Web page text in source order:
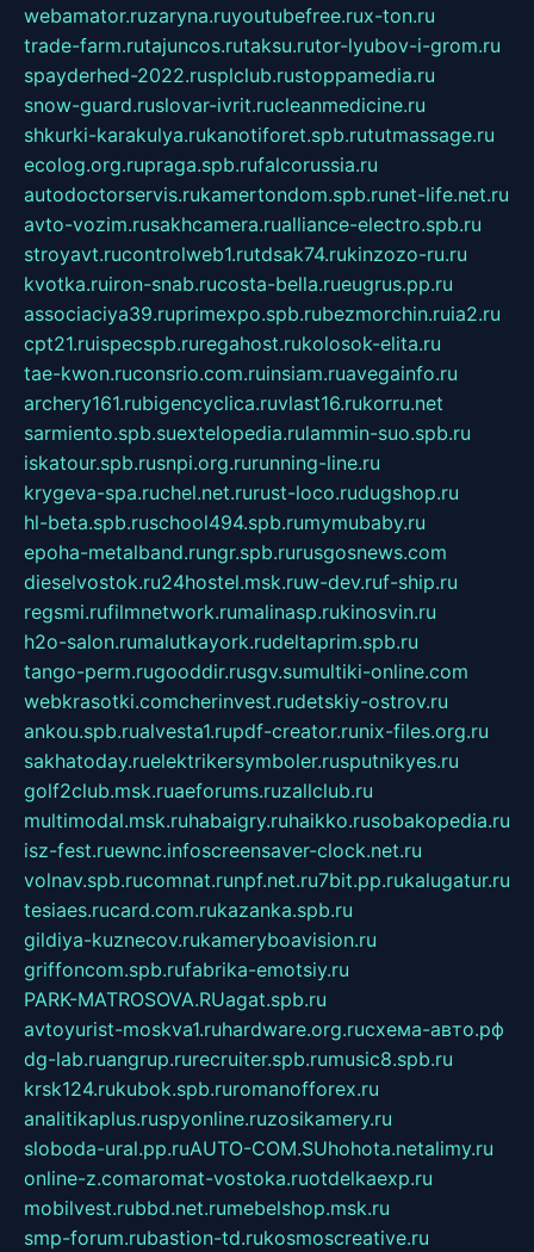
webamator.ruzaryna.ruyoutubefree.rux-ton.ru
trade-farm.rutajuncos.rutaksu.rutor-lyubov-i-grom.ru
spayderhed-2022.rusplclub.rustoppamedia.ru
snow-guard.ruslovar-ivrit.rucleanmedicine.ru
shkurki-karakulya.rukanotiforet.spb.rututmassage.ru
ecolog.org.rupraga.spb.rufalcorussia.ru
autodoctorservis.rukamertondom.spb.runet-life.net.ru
avto-vozim.rusakhcamera.rualliance-electro.spb.ru
stroyavt.rucontrolweb1.rutdsak74.rukinzozo-ru.ru
kvotka.ruiron-snab.rucosta-bella.rueugrus.pp.ru
associaciya39.ruprimexpo.spb.rubezmorchin.ruia2.ru
cpt21.ruispecspb.ruregahost.rukolosok-elita.ru
tae-kwon.ruconsrio.com.ruinsiam.ruavegainfo.ru
archery161.rubigencyclica.ruvlast16.rukorru.net
sarmiento.spb.suextelopedia.rulammin-suo.spb.ru
iskatour.spb.rusnpi.org.rurunning-line.ru
krygeva-spa.ruchel.net.rurust-loco.rudugshop.ru
hl-beta.spb.ruschool494.spb.rumymubaby.ru
epoha-metalband.rungr.spb.rurusgosnews.com
dieselvostok.ru24hostel.msk.ruw-dev.ruf-ship.ru
regsmi.rufilmnetwork.rumalinasp.rukinosvin.ru
h2o-salon.rumalutkayork.rudeltaprim.spb.ru
tango-perm.rugooddir.rusgv.sumultiki-online.com
webkrasotki.comcherinvest.rudetskiy-ostrov.ru
ankou.spb.rualvesta1.rupdf-creator.runix-files.org.ru
sakhatoday.ruelektrikersymboler.rusputnikyes.ru
golf2club.msk.ruaeforums.ruzallclub.ru
multimodal.msk.ruhabaigry.ruhaikko.rusobakopedia.ru
isz-fest.ruewnc.infoscreensaver-clock.net.ru
volnav.spb.rucomnat.runpf.net.ru7bit.pp.rukalugatur.ru
tesiaes.rucard.com.rukazanka.spb.ru
gildiya-kuznecov.rukameryboavision.ru
griffoncom.spb.rufabrika-emotsiy.ru
PARK-MATROSOVA.RUagat.spb.ru
avtoyurist-moskva1.ruhardware.org.ruсхема-авто.рф
dg-lab.ruangrup.rurecruiter.spb.rumusic8.spb.ru
krsk124.rukubok.spb.ruromanofforex.ru
analitikaplus.ruspyonline.ruzosikamery.ru
sloboda-ural.pp.ruAUTO-COM.SUhohota.netalimy.ru
online-z.comaromat-vostoka.ruotdelkaexp.ru
mobilvest.rubbd.net.rumebelshop.msk.ru
smp-forum.rubastion-td.rukosmoscreative.ru